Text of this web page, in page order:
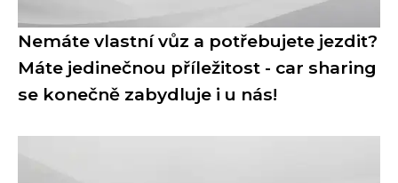
Nemáte vlastní vůz a potřebujete jezdit?
Máte jedinečnou příležitost - car sharing
se konečně zabydluje i u nás!